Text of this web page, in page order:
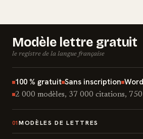
Modèle lettre gratuit
le registre de la langue française
100 % gratuit Sans inscription
2 000 modèles, 37 000 citations, 750
01 MODÈLES DE LETTRES